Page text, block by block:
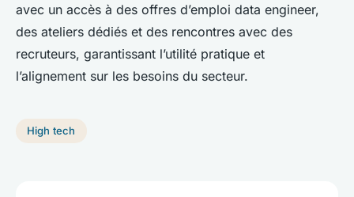
avec un accès à des offres d’emploi data engineer,
des ateliers dédiés et des rencontres avec des
recruteurs, garantissant l’utilité pratique et
l’alignement sur les besoins du secteur.
High tech